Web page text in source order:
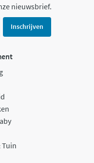
nieuwsbrief.
Inschrijven
Tuin